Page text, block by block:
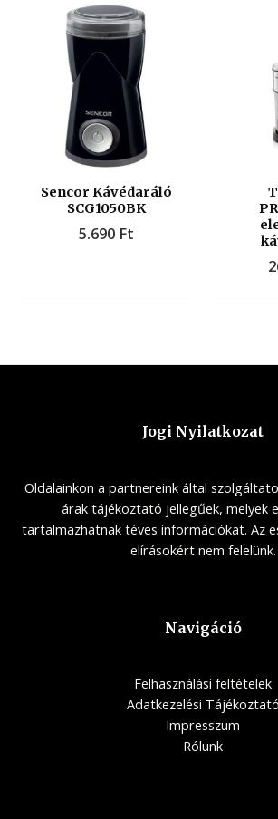
Sencor Kávédaráló
SCG1050BK
5.690 Ft
Jogi Nyilatkozat
Oldalainkon a partnereink által
árak tájékoztató jellegűek, melyek
tartalmazhatnak téves információkat. Az
elírásokért nem felelünk.
Navigáció
Felhasználási feltételek
Adatkezelési Tájékoztató
Impresszum
Rólunk